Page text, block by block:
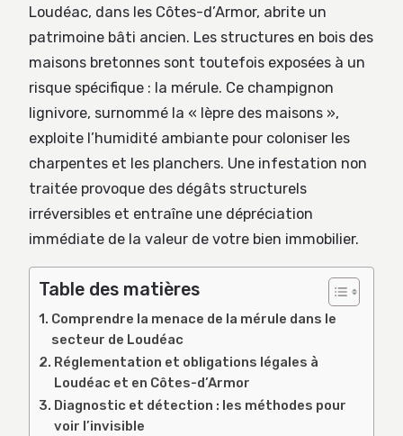
Loudéac, dans les Côtes-d’Armor, abrite un
patrimoine bâti ancien. Les structures en bois des
maisons bretonnes sont toutefois exposées à un
risque spécifique : la mérule. Ce champignon
lignivore, surnommé la « lèpre des maisons »,
exploite l’humidité ambiante pour coloniser les
charpentes et les planchers. Une infestation non
traitée provoque des dégâts structurels
irréversibles et entraîne une dépréciation
immédiate de la valeur de votre bien immobilier.
Table des matières
Comprendre la menace de la mérule dans le
secteur de Loudéac
Réglementation et obligations légales à
Loudéac et en Côtes-d’Armor
Diagnostic et détection : les méthodes pour
voir l’invisible